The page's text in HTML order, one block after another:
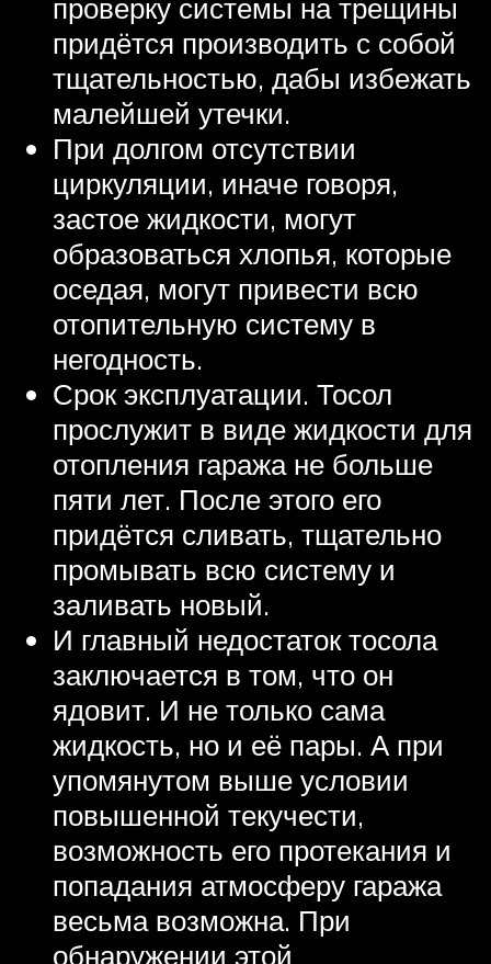
проверку системы на трещины
придётся производить с собой
тщательностью, дабы избежать
малейшей утечки.
При долгом отсутствии
циркуляции, иначе говоря,
застое жидкости, могут
образоваться хлопья, которые
оседая, могут привести всю
отопительную систему в
негодность.
Срок эксплуатации. Тосол
прослужит в виде жидкости для
отопления гаража не больше
пяти лет. После этого его
придётся сливать, тщательно
промывать всю систему и
заливать новый.
И главный недостаток тосола
заключается в том, что он
ядовит. И не только сама
жидкость, но и её пары. А при
упомянутом выше условии
повышенной текучести,
возможность его протекания и
попадания атмосферу гаража
весьма возможна. При
обнаружении этой